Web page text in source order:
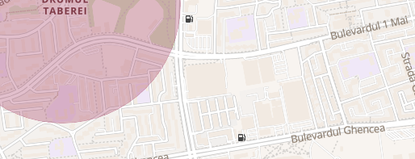
2 vizoare.
repartitoare de căldură radio la calorifere.
â€“ aragaz, frigider, microunde. În cămară şi logie â€“